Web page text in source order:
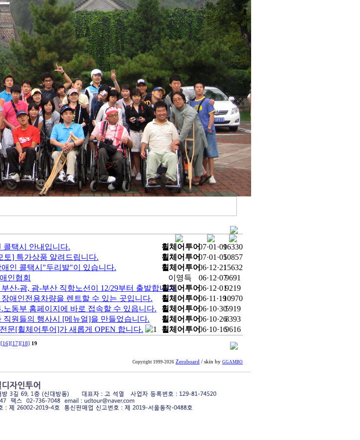
콜택시 안내입니다. 휠체어투어07·01·0916330
토] 특가상품 알려드립니다. 휠체어투어07·01·0510857
인 콜택시"두리발"이 있습니다. 휠체어투어06·12·2115632
인협회 이영득 06·12·079691
산-괌, 괌-부산 직항노선이 12/29부터 출발합니다.휠체어투어06·12·019219
애인전용차량을 렌트할 수 있는 곳입니다. 휠체어투어06·11·1910970
.노동부 홈페이지에 바로 접속할 수 있읍니다. 휠체어투어06·10·305919
직원들의 행사시 [메뉴얼]을 만들었습니다. 휠체어투어06·10·268393
문[휠체어투어]가 새롭게 OPEN 합니다. 1 휠체어투어06·10·169616
[16] [17] [18] 19
Copyright 1999-2026 Zeroboard / skin by GGAMBO